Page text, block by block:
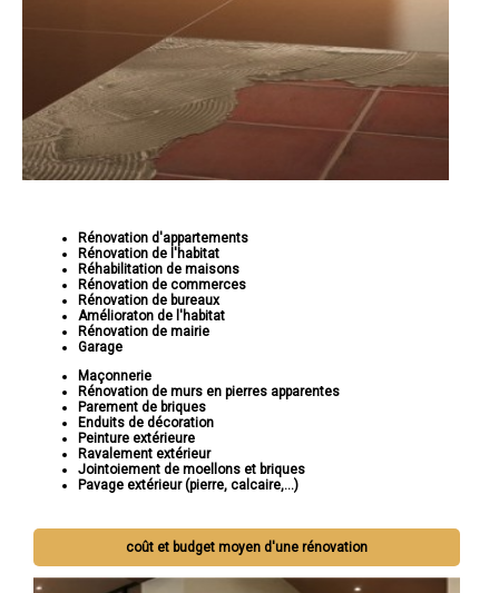
Rénovation d'appartements
Rénovation de l'habitat
Réhabilitation de maisons
Rénovation de commerces
Rénovation de bureaux
Amélioraton de l'habitat
Rénovation de mairie
Garage
Maçonnerie
Rénovation de murs en pierres apparentes
Parement de briques
Enduits de décoration
Peinture extérieure
Ravalement extérieur
Jointoiement de moellons et briques
Pavage extérieur (pierre, calcaire,...)
coût et budget moyen d'une rénovation